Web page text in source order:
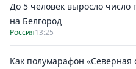
До 5 человек выросло
на Белгород
Россия13:25
Как полумарафон «Северная